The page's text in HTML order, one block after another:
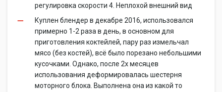
регулировка скорости 4. Неплохой внешний вид
Куплен блендер в декабре 2016, использовался
примерно 1-2 раза в день, в основном для
приготовления коктейлей, пару раз измельчал
мясо (без костей), всё было порезано небольшими
кусочками. Однако, после 2х месяцев
использования деформировалась шестерня
моторного блока. Выполнена она из какой то